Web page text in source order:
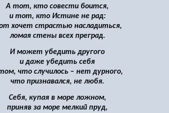
А тот, кто совести боится,
и тот, кто Истине не рад:
хочет страстью насладиться,
ломая стены всех преград.
И может убедить другого
и даже убедить себя
что случилось – нет дурного,
что признавался, не любя.
Себя, купая в море ложном,
приняв за море мелкий пруд,